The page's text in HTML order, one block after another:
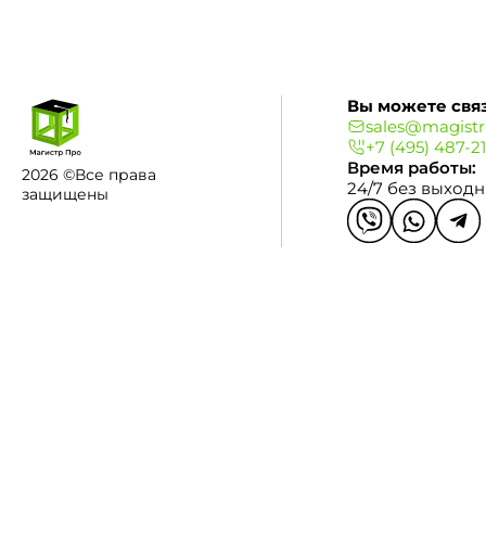
2026 ©Все права
защищены
Вы можете
+7 (495) 487-
Время работы:
24/7 без